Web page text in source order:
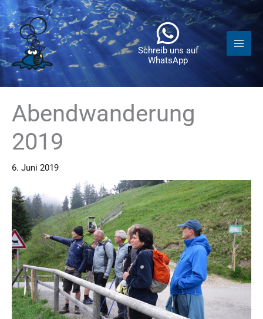
Zum
Inhalt
springen
Schreib uns auf
WhatsApp
Abendwanderung
2019
6. Juni 2019